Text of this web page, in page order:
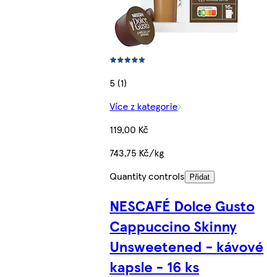
5 (1)
Více z kategorie
119,00 Kč
743,75 Kč/kg
Quantity controls
Přidat
NESCAFÉ Dolce Gusto
Cappuccino Skinny
Unsweetened - kávové
kapsle - 16 ks